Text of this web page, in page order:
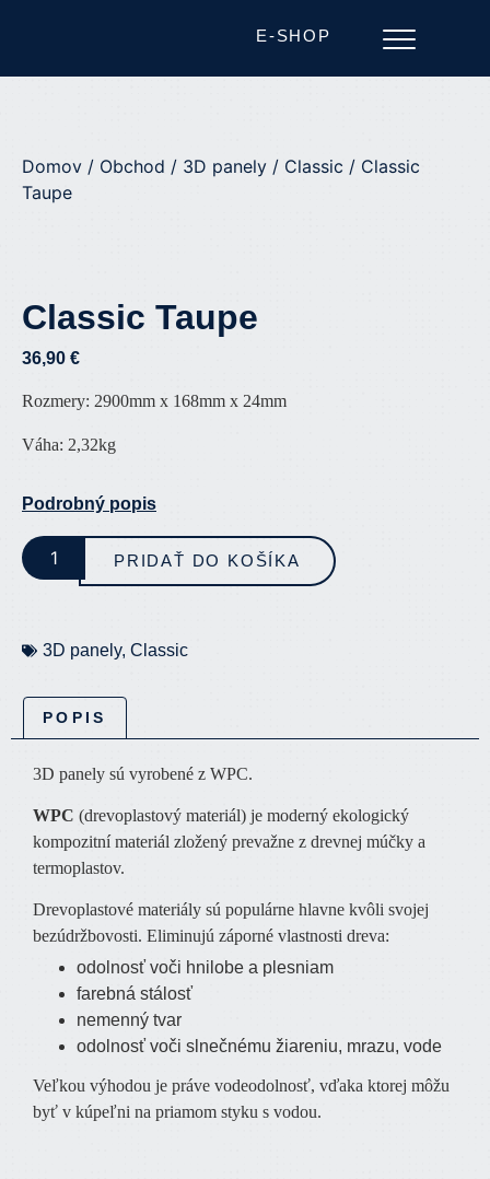
E-SHOP
Domov / Obchod / 3D panely / Classic / Classic
Taupe
Classic Taupe
36,90 €
Rozmery: 2900mm x 168mm x 24mm
Váha: 2,32kg
Podrobný popis
PRIDAŤ DO KOŠÍKA
3D panely, Classic
POPIS
3D panely sú vyrobené z WPC.
WPC (drevoplastový materiál) je moderný ekologický
kompozitní materiál zložený prevažne z drevnej múčky a
termoplastov.
Drevoplastové materiály sú populárne hlavne kvôli svojej
bezúdržbovosti. Eliminujú záporné vlastnosti dreva:
odolnosť voči hnilobe a plesniam
farebná stálosť
nemenný tvar
odolnosť voči slnečnému žiareniu, mrazu, vode
Veľkou výhodou je práve vodeodolnosť, vďaka ktorej môžu
byť v kúpeľni na priamom styku s vodou.